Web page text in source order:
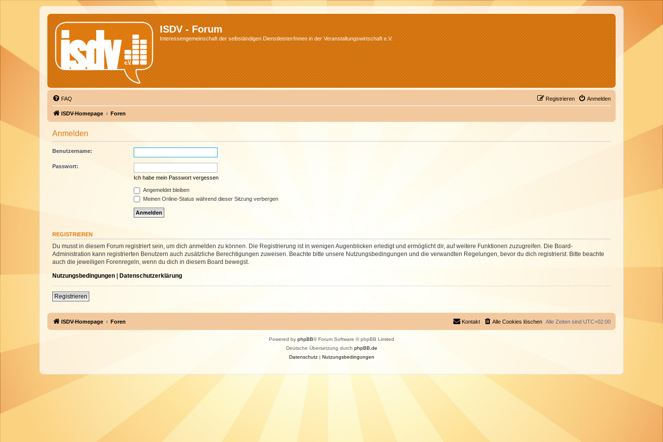
ISDV - Forum
Interessengemeinschaft der selbständigen Dienstleister/Innen in der Veranstaltungswirtschaft e.V.
FAQ Anmelden
Registrieren
ISDV-Homepage Foren
Anmelden
Benutzername:
Passwort:
Ich habe mein Passwort vergessen
Angemeldet bleiben
Meinen Online-Status während dieser Sitzung verbergen
REGISTRIEREN
Du musst in diesem Forum registriert sein, um dich anmelden zu können. Die Registrierung ist in wenigen Augenblicken erledigt und ermöglicht dir, auf weitere Funktionen zuzugreifen. Die Board-
Administration kann registrierten Benutzern auch zusätzliche Berechtigungen zuweisen. Beachte bitte unsere Nutzungsbedingungen und die verwandten Regelungen, bevor du dich registrierst. Bitte beachte
auch die jeweiligen Forenregeln, wenn du dich in diesem Board bewegst.
Nutzungsbedingungen | Datenschutzerklärung
Registrieren
ISDV-Homepage Foren Alle Zeiten sind UTC+02:00
Alle Cookies löschen
Kontakt
Powered by phpBB® Forum Software © phpBB Limited
Deutsche Übersetzung durch phpBB.de
Datenschutz| Nutzungsbedingungen